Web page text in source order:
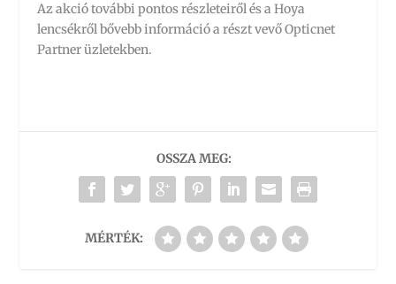
Az akció további pontos részleteiről és a Hoya
lencsékről bővebb információ a részt vevő Opticnet
Partner üzletekben.
OSSZA MEG:
MÉRTÉK: